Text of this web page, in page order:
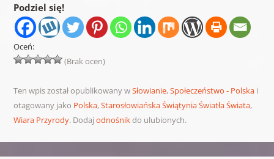
Podziel się!
Oceń:
(Brak ocen)
Ten wpis został opublikowany wSłowianie,Społeczeństwo - Polskai
otagowany jako Polska,Starosłowiańska Świątynia Światła Świata,
Wiara Przyrody. Dodaj odnośnikdo ulubionych.